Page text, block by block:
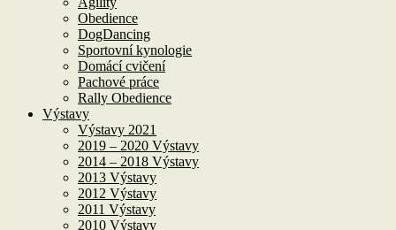
Obedience
DogDancing
Sportovní kynologie
Domácí cvičení
Pachové práce
Rally Obedience
Výstavy
Výstavy 2021
2019 – 2020 Výstavy
2014 – 2018 Výstavy
2013 Výstavy
2012 Výstavy
2011 Výstavy
2010 Výstavy